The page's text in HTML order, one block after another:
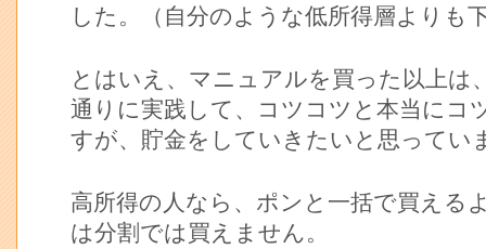
した。（自分のような低所得層よりも
とはいえ、マニュアルを買った以上は
通りに実践して、コツコツと本当にコ
すが、貯金をしていきたいと思ってい
高所得の人なら、ポンと一括で買える
は分割では買えません。